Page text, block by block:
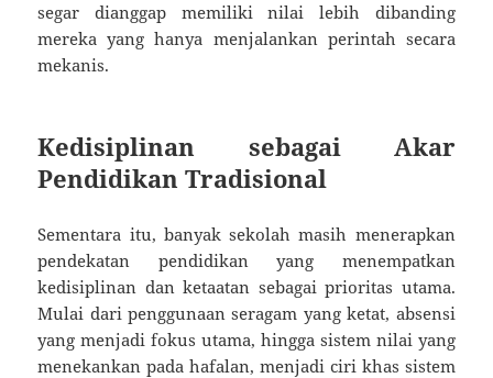
segar dianggap memiliki nilai lebih dibanding
mereka yang hanya menjalankan perintah secara
mekanis.
Kedisiplinan sebagai Akar
Pendidikan Tradisional
Sementara itu, banyak sekolah masih menerapkan
pendekatan pendidikan yang menempatkan
kedisiplinan dan ketaatan sebagai prioritas utama.
Mulai dari penggunaan seragam yang ketat, absensi
yang menjadi fokus utama, hingga sistem nilai yang
menekankan pada hafalan, menjadi ciri khas sistem